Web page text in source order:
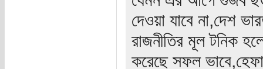
দেওয়া যাবে না,দেশ
রাজনীতির মূল টনিক
করেছে সফল